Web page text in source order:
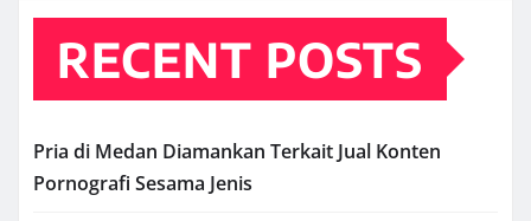
RECENT POSTS
Pria di Medan Diamankan Terkait Jual Konten
Pornografi Sesama Jenis